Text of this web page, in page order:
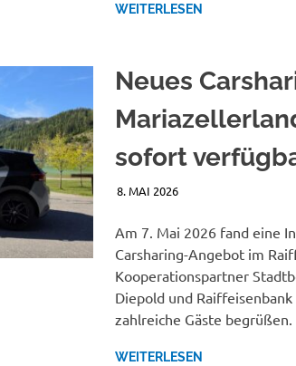
WEITERLESEN
Neues
sofort
8. MAI 2026
Am 7. Mai 2026 fand eine
Carsharing-Angebot im
Kooperationspartner
Diepold und
zahlreiche Gäste
WEITERLESEN